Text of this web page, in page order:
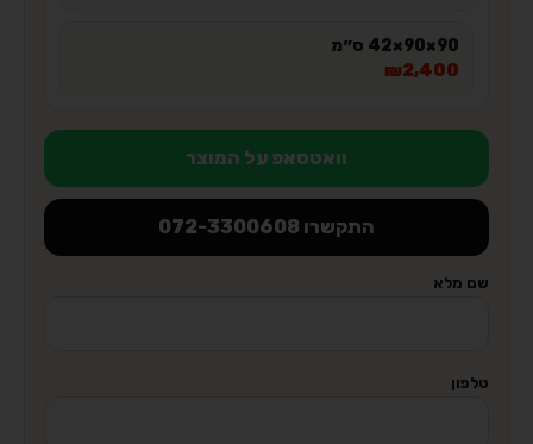
90×90×42 ס״מ
₪2,400
וואטסאפ על המוצר
התקשרו 072-3300608
שם מלא
טלפון